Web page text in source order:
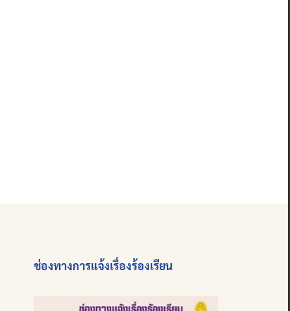
ช่องทางการแจ้งเรื่องร้องเรียน